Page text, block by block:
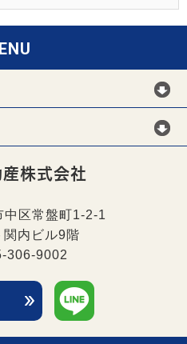
株式会社
中区常盤町1-2-1
関内ビル9階
306-9002